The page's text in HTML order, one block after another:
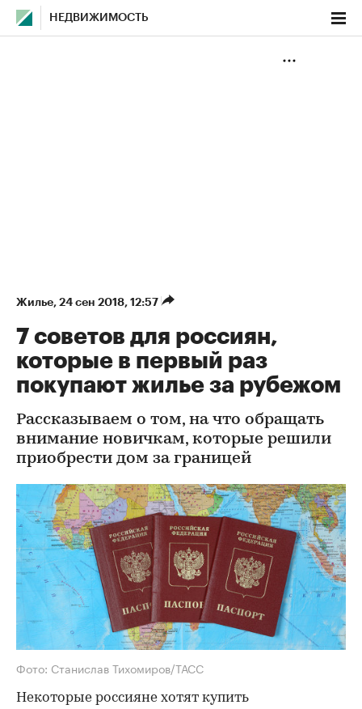
НЕДВИЖИМОСТЬ
Жилье⁠, 24 сен 2018, 12:57
7 советов для россиян,
которые в первый раз
покупают жилье за рубежом
Рассказываем о том, на что обращать
внимание новичкам, которые решили
приобрести дом за границей
Фото: Станислав Тихомиров/ТАСС
Некоторые россияне хотят купить